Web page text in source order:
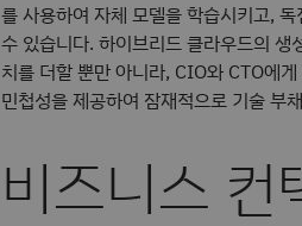
를 사용하여 자체 모델을 학습시키고,
수 있습니다. 하이브리드 클라우드의
치를 더할 뿐만 아니라, CIO와 CTO에
민첩성을 제공하여 잠재적으로 기술 부
비즈니스 컨